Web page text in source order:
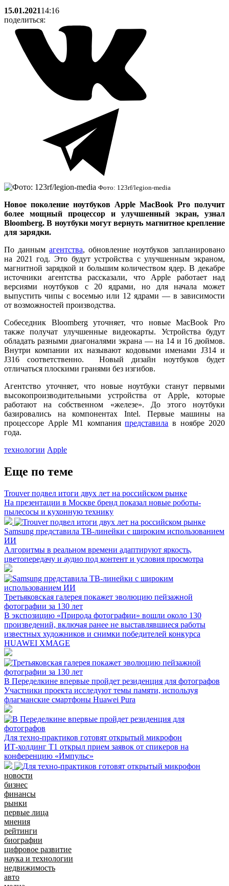
15.01.202114:16
поделиться:
Фото: 123rf/legion-media
Новое поколение ноутбуков Apple MacBook Pro получит
более мощный процессор и улучшенный экран, узнал
Bloomberg. В ноутбуки могут вернуть магнитное крепление
для зарядки.
По данным агентства, обновление ноутбуков запланировано
на 2021 год. Это будут устройства с улучшенным экраном,
магнитной зарядкой и большим количеством ядер. В декабре
источники агентства рассказали, что Apple работает над
версиями ноутбуков с 20 ядрами, но для начала может
выпустить чипы с восемью или 12 ядрами — в зависимости
от возможностей производства.
Собеседник Bloomberg уточняет, что новые MacBook Pro
также получат улучшенные видеокарты. Устройства будут
обладать разными диагоналями экрана — на 14 и 16 дюймов.
Внутри компании их называют кодовыми именами J314 и
J316 соответственно. Новый дизайн ноутбуков будет
отличаться плоскими гранями без изгибов.
Агентство уточняет, что новые ноутбуки станут первыми
высокопроизводительными устройства от Apple, которые
работают на собственном «железе». До этого ноутбуки
базировались на компонентах Intel. Первые машины на
процессоре Apple M1 компанияпредставила в ноябре 2020
года.
технологии Apple
Еще по теме
Trouver подвел итоги двух лет на российском рынке
На презентации в Москве бренд показал новые роботы-
пылесосы и кухонную технику
Samsung представила ТВ-линейки с широким использованием
ИИ
Алгоритмы в реальном времени адаптируют яркость,
цветопередачу и аудио под контент и условия просмотра
Третьяковская галерея покажет эволюцию пейзажной
фотографии за 130 лет
В экспозицию «Природа фотографии» вошли около 130
произведений, включая ранее не выставлявшиеся работы
известных художников и снимки победителей конкурса
HUAWEI XMAGE
В Переделкине впервые пройдет резиденция для фотографов
Участники проекта исследуют темы памяти, используя
флагманские смартфоны Huawei Pura
Для техно-практиков готовят открытый микрофон
ИТ-холдинг Т1 открыл прием заявок от спикеров на
конференцию «Импульс»
новости
бизнес
финансы
рынки
первые лица
мнения
рейтинги
биографии
цифровое развитие
наука и технологии
недвижимость
авто